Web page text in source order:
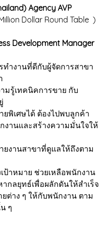
Agency AVP
Dollar Round Table )
Development Manager
ำงานที่ดีกับผู้จัดการสาขา
รู้เทคนิคการขาย กับ
พิเศษได้ ต้องไปพบลูกค้า
งานและสร้างความมั่นใจให้
งานสาขาที่ดูแลให้ถึงตาม
าหมาย ช่วยเหลือพนักงาน
กลยุทธ์เพื่อผลักดันให้สำเร็จ
ต่าง ๆ ให้กับพนักงาน ตาม
ๆ